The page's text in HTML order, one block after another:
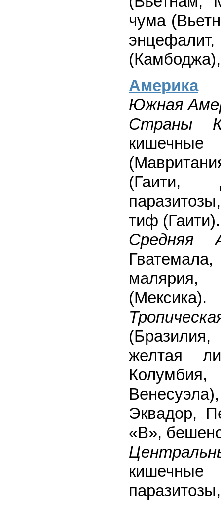
чума
Америка
Южная
Страны
кишечные
(Гаити,
тиф (Гаити).
Средняя
малярия,
(Мексика).
желтая
Эквадор,
«В»,